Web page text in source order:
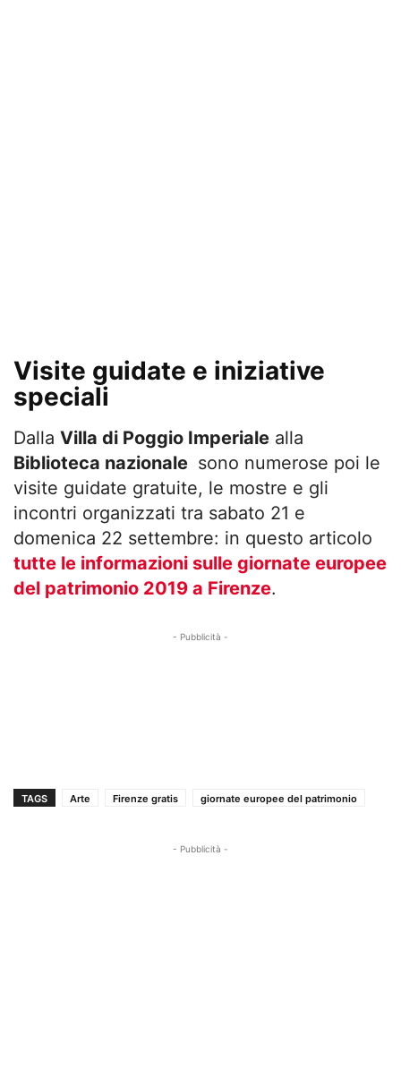
Visite guidate e iniziative
speciali
Dalla Villa di Poggio Imperiale alla
Biblioteca nazionale sono numerose poi le
visite guidate gratuite, le mostre e gli
incontri organizzati tra sabato 21 e
domenica 22 settembre: in questo articolo
tutte le informazioni sulle giornate europee
del patrimonio 2019 a Firenze.
- Pubblicità -
TAGS Arte Firenze gratis giornate europee del patrimonio
- Pubblicità -